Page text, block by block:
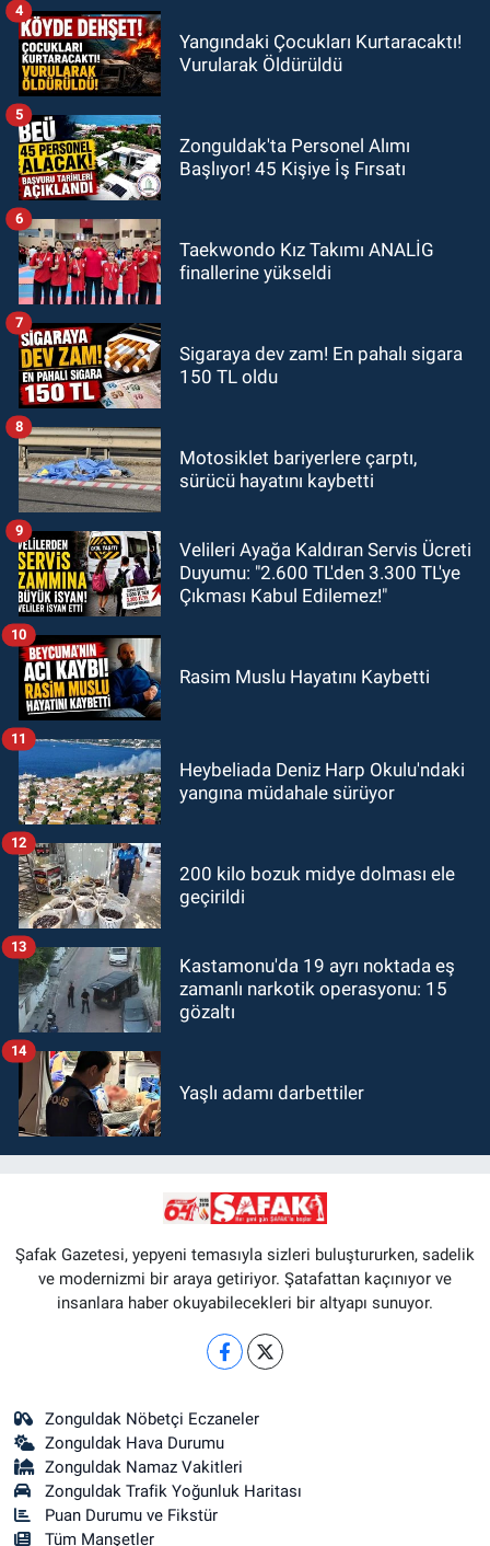
Yangındaki Çocukları Kurtaracaktı!
Vurularak Öldürüldü
4
Zonguldak'ta Personel Alımı
Başlıyor! 45 Kişiye İş Fırsatı
5
Taekwondo Kız Takımı ANALİG
finallerine yükseldi
6
Sigaraya dev zam! En pahalı sigara
150 TL oldu
7
Motosiklet bariyerlere çarptı,
sürücü hayatını kaybetti
8
Velileri Ayağa Kaldıran Servis Ücreti
Duyumu: "2.600 TL'den 3.300 TL'ye
Çıkması Kabul Edilemez!"
9
Rasim Muslu Hayatını Kaybetti
10
Heybeliada Deniz Harp Okulu'ndaki
yangına müdahale sürüyor
11
200 kilo bozuk midye dolması ele
geçirildi
12
Kastamonu'da 19 ayrı noktada eş
zamanlı narkotik operasyonu: 15
gözaltı
13
Yaşlı adamı darbettiler
14
Şafak Gazetesi, yepyeni temasıyla sizleri buluştururken, sadelik
ve modernizmi bir araya getiriyor. Şatafattan kaçınıyor ve
insanlara haber okuyabilecekleri bir altyapı sunuyor.
Zonguldak Nöbetçi Eczaneler
Zonguldak Hava Durumu
Zonguldak Namaz Vakitleri
Zonguldak Trafik Yoğunluk Haritası
Puan Durumu ve Fikstür
Tüm Manşetler